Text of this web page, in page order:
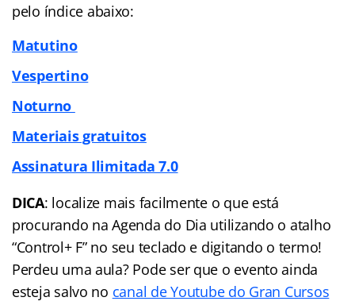
pelo índice abaixo:
Matutino
Vespertino
Noturno
Materiais gratuitos
Assinatura Ilimitada 7.0
DICA: localize mais facilmente o que está
procurando na Agenda do Dia utilizando o atalho
“Control+ F” no seu teclado e digitando o termo!
Perdeu uma aula? Pode ser que o evento ainda
esteja salvo no canal de Youtube do Gran Cursos